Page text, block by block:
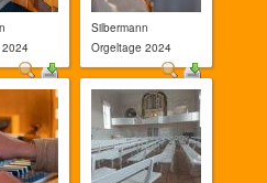
2024
Silbermann
Orgeltage 2024